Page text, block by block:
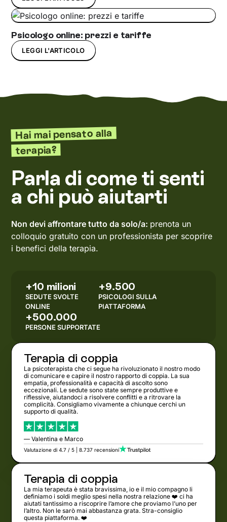
Psicologo online: prezzi e tariffe
LEGGI L'ARTICOLO
Hai mai pensato alla
terapia?
Parla di come ti senti
a chi può aiutarti
Non devi affrontare tutto da solo/a: prenota un
colloquio gratuito con un professionista per scoprire
i benefici della terapia.
+10 milioni
SEDUTE SVOLTE
ONLINE
+9.500
PSICOLOGI SULLA
PIATTAFORMA
+500.000
PERSONE SUPPORTATE
Terapia di coppia
La psicoterapista che ci segue ha rivoluzionato il nostro modo
di comunicare e capire il nostro rapporto di coppia. La sua
empatia, professionalità e capacità di ascolto sono
eccezionali. Le sedute sono state sempre produttive e
riflessive, aiutandoci a risolvere conflitti e a ritrovare la
complicità. Consigliamo vivamente a chiunque cerchi un
supporto di qualità.
— Valentina e Marco
Valutazione di 4.7 / 5 | 8.737 recensioni
Terapia di coppia
La mia terapeuta è stata bravissima, io e il mio compagno li
definiamo i soldi meglio spesi nella nostra relazione ❤️ ci ha
aiutati tantissimo a riscoprire l’amore che proviamo l’uno per
l’altro. Non le sarò mai abbastanza grata. Stra-consiglio
questa piattaforma. ❤️